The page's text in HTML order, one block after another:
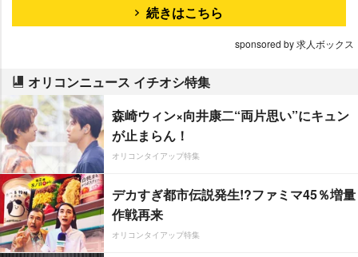
続きはこちら
sponsored by 求人ボックス
オリコンニュース イチオシ特集
森崎ウィン×向井康二“両片思い”にキュン
が止まらん！
オリコンタイアップ特集
デカすぎ都市伝説発生!?ファミマ45％増量
作戦再来
オリコンタイアップ特集